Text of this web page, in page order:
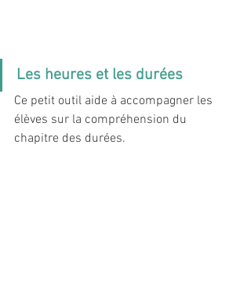
Les heures et les durées
Ce petit outil aide à accompagner les
élèves sur la compréhension du
chapitre des durées.